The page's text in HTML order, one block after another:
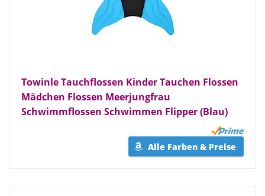
Towinle Tauchflossen Kinder Tauchen Flossen
Mädchen Flossen Meerjungfrau
Schwimmflossen Schwimmen Flipper (Blau)
Alle Farben & Preise